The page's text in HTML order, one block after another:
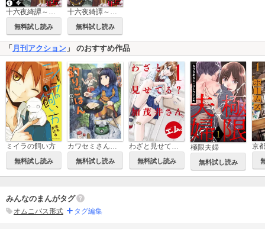
十六夜綺譚～吉原花魁のはつ恋～ 分冊版
無料試し読み
十六夜綺譚～吉原花魁のはつ恋～
無料試し読み
「 月刊アクション 」 のおすすめ作品
ミイラの飼い方
無料試し読み 無料試し読み 無料試し読み
極限夫婦
無料試し読み
みんなのまんがタグ
オムニバス形式 タグ編集